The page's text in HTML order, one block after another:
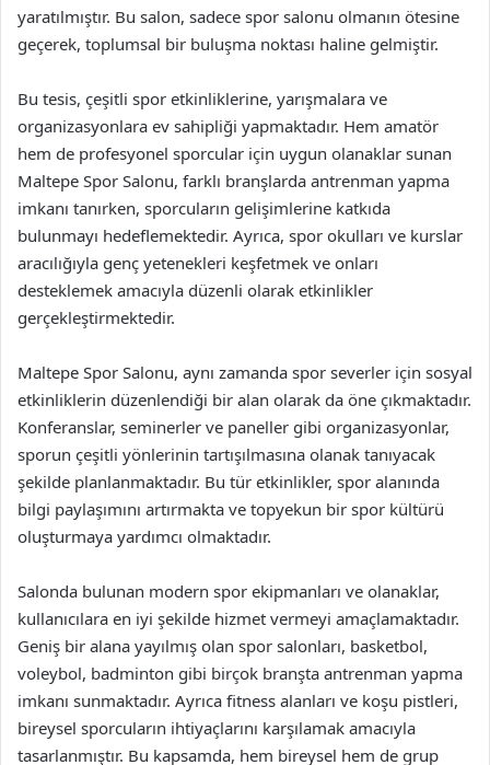
yaratılmıştır. Bu salon, sadece spor salonu olmanın ötesine
geçerek, toplumsal bir buluşma noktası haline gelmiştir.
Bu tesis, çeşitli spor etkinliklerine, yarışmalara ve
organizasyonlara ev sahipliği yapmaktadır. Hem amatör
hem de profesyonel sporcular için uygun olanaklar sunan
Maltepe Spor Salonu, farklı branşlarda antrenman yapma
imkanı tanırken, sporcuların gelişimlerine katkıda
bulunmayı hedeflemektedir. Ayrıca, spor okulları ve kurslar
aracılığıyla genç yetenekleri keşfetmek ve onları
desteklemek amacıyla düzenli olarak etkinlikler
gerçekleştirmektedir.
Maltepe Spor Salonu, aynı zamanda spor severler için sosyal
etkinliklerin düzenlendiği bir alan olarak da öne çıkmaktadır.
Konferanslar, seminerler ve paneller gibi organizasyonlar,
sporun çeşitli yönlerinin tartışılmasına olanak tanıyacak
şekilde planlanmaktadır. Bu tür etkinlikler, spor alanında
bilgi paylaşımını artırmakta ve topyekun bir spor kültürü
oluşturmaya yardımcı olmaktadır.
Salonda bulunan modern spor ekipmanları ve olanaklar,
kullanıcılara en iyi şekilde hizmet vermeyi amaçlamaktadır.
Geniş bir alana yayılmış olan spor salonları, basketbol,
voleybol, badminton gibi birçok branşta antrenman yapma
imkanı sunmaktadır. Ayrıca fitness alanları ve koşu pistleri,
bireysel sporcuların ihtiyaçlarını karşılamak amacıyla
tasarlanmıştır. Bu kapsamda, hem bireysel hem de grup